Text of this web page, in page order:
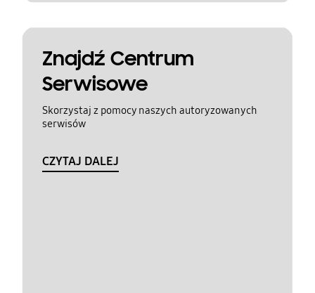
Znajdź Centrum
Serwisowe
Skorzystaj z pomocy naszych autoryzowanych
serwisów
CZYTAJ DALEJ